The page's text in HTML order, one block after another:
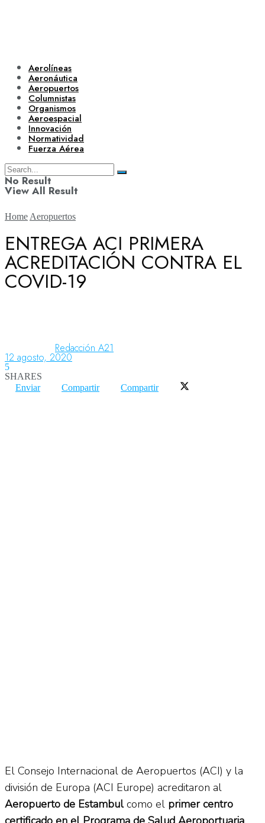
Aerolíneas
Aeronáutica
Aeropuertos
Columnistas
Organismos
Aeroespacial
Innovación
Normatividad
Fuerza Aérea
No Result
View All Result
Aerolíneas
Aeropuertos
Columnistas
Home Aeropuertos
ENTREGA ACI PRIMERA
ACREDITACIÓN CONTRA EL
COVID-19
Redacción A21
12 agosto, 2020
5
SHARES
Enviar
Compartir Compartir
El Consejo Internacional de Aeropuertos (ACI) y la
división de Europa (ACI Europe) acreditaron al
Aeropuerto de Estambulcomo el primer centro